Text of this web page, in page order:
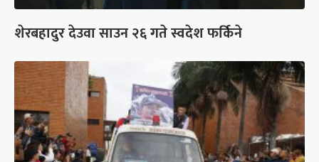
शेरबहादुर देउवा साउन २६ गते स्वदेश फर्किने